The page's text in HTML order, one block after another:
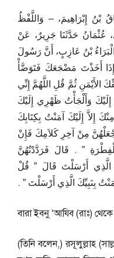
بْنُ إِبْرَاهِيمَ، – وَاللَّفْظُ
عُثْمَانُ حَدَّثَنَا جَرِيرٌ، عَنْ
بْنُ عَازِبٍ، أَنَّ رَسُولَ
أَخَذْتَ مَضْجَعَكَ فَتَوَضَّأْ
ثُمَّ قُلِ اللَّهُمَّ إِنِّي
وَأَلْجَأْتُ ظَهْرِي إِلَيْكَ
إِلاَّ إِلَيْكَ آمَنْتُ بِكِتَابِكَ
مِنْ آخِرِ كَلاَمِكَ فَإِنْ
‏”‏ ‏.‏ قَالَ فَرَدَّدْتُهُنَّ
الَّذِي أَرْسَلْتَ قَالَ ‏”‏ قُلْ
بِنَبِيِّكَ الَّذِي أَرْسَلْتَ ‏”‏ ‏.‏
বারা ইবনু ‘আযিব (রাঃ) থেকে
(তিনি বলেন,) রসূলুল্লাহ